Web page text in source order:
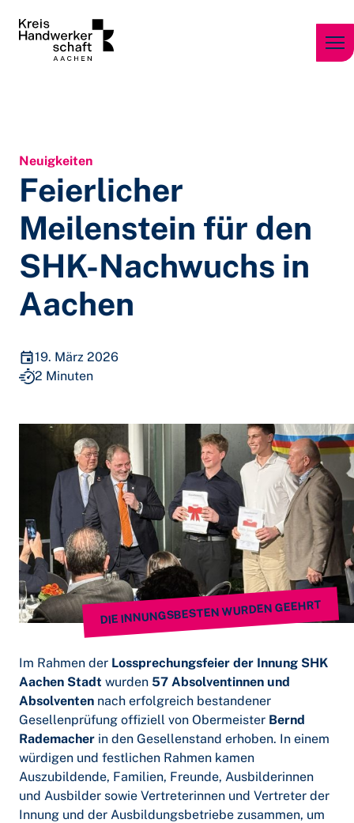
Neuigkeiten
Feierlicher
Meilenstein für den
SHK-Nachwuchs in
Aachen
19. März 2026
2 Minuten
DIE INNUNGSBESTEN WURDEN GEEHRT
Im Rahmen der Lossprechungsfeier der Innung SHK
Aachen Stadt wurden 57 Absolventinnen und
Absolventen nach erfolgreich bestandener
Gesellenprüfung offiziell von Obermeister Bernd
Rademacher in den Gesellenstand erhoben. In einem
würdigen und festlichen Rahmen kamen
Auszubildende, Familien, Freunde, Ausbilderinnen
und Ausbilder sowie Vertreterinnen und Vertreter der
Innung und der Ausbildungsbetriebe zusammen, um